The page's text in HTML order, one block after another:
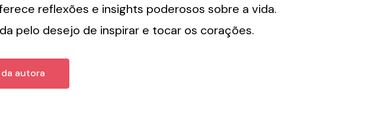
reflexões e insights poderosos sobre a vida.
pelo desejo de inspirar e tocar os corações.
autora